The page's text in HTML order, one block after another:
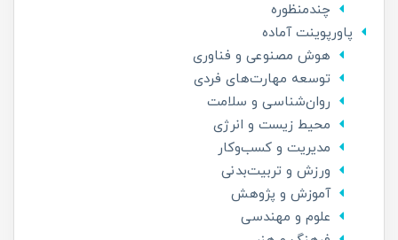
چندمنظوره
پاورپوینت آماده
هوش مصنوعی و فناوری
توسعه مهارت‌های فردی
روان‌شناسی و سلامت
محیط زیست و انرژی
مدیریت و کسب‌وکار
ورزش و تربیت‌بدنی
آموزش و پژوهش
علوم و مهندسی